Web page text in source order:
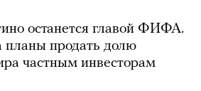
останется главой ФИФА.
планы продать долю
частным инвесторам